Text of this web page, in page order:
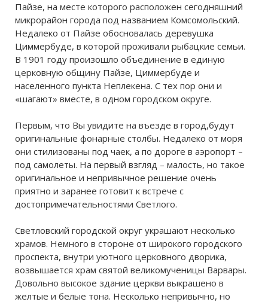
Пайзе, на месте которого расположен сегодняшний
микрорайон города под названием Комсомольский.
Недалеко от Пайзе обосновалась деревушка
Циммербуде, в которой проживали рыбацкие семьи.
В 1901 году произошло объединение в единую
церковную общину Пайзе, Циммербуде и
населенного пункта Неплекена. С тех пор они и
«шагают» вместе, в одном городском округе.
Первым, что Вы увидите на въезде в город,будут
оригинальные фонарные столбы. Недалеко от моря
они стилизованы под чаек, а по дороге в аэропорт –
под самолеты. На первый взгляд – малость, но такое
оригинальное и непривычное решение очень
приятно и заранее готовит к встрече с
достопримечательностями Светлого.
Светловский городской округ украшают несколько
храмов. Немного в стороне от широкого городского
проспекта, внутри уютного церковного дворика,
возвышается храм святой великомученицы Варвары.
Довольно высокое здание церкви выкрашено в
желтые и белые тона. Несколько непривычно, но